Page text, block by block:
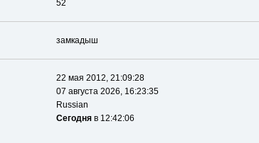
52
замкадыш
22 мая 2012, 21:09:28
07 августа 2026, 16:23:35
Russian
Сегодня в 12:42:06